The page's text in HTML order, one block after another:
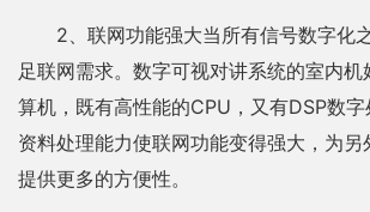
2、联网功能强大当所有信号数字化
足联网需求。数字可视对讲系统的室内
算机，既有高性能的CPU，又有DSP数
资料处理能力使联网功能变得强大，为另
提供更多的方便性。